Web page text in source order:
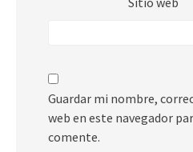
Guardar mi nombre,
web en este navegador
comente.